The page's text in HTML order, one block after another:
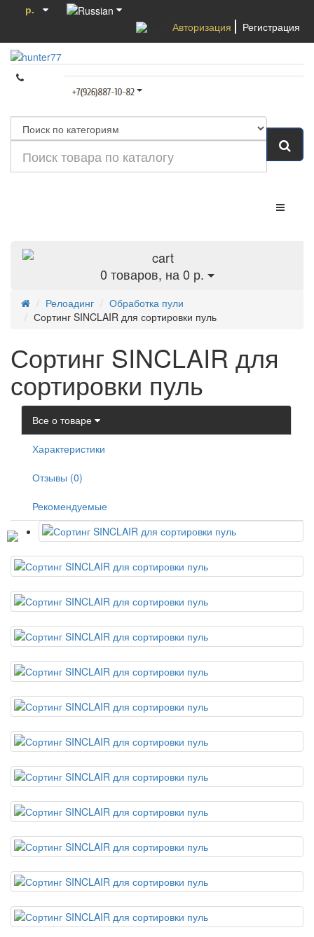
р.
Авторизация
Регистрация
0 товаров, на 0 р.
Релоадинг
Обработка пули
Сортинг SINCLAIR для сортировки пуль
Сортинг SINCLAIR для
сортировки пуль
Все о товаре
Характеристики
Отзывы (0)
Рекомендуемые